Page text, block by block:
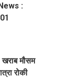
:
मौसम
रोकी